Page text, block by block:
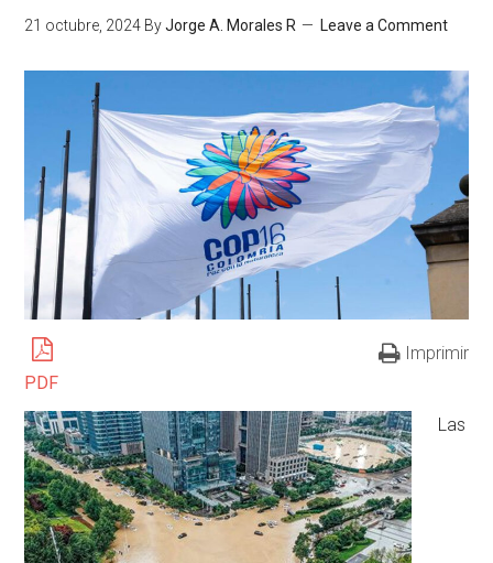
21 octubre, 2024 ByJorge A. Morales R Leave a Comment
PDF
Imprimir
Las